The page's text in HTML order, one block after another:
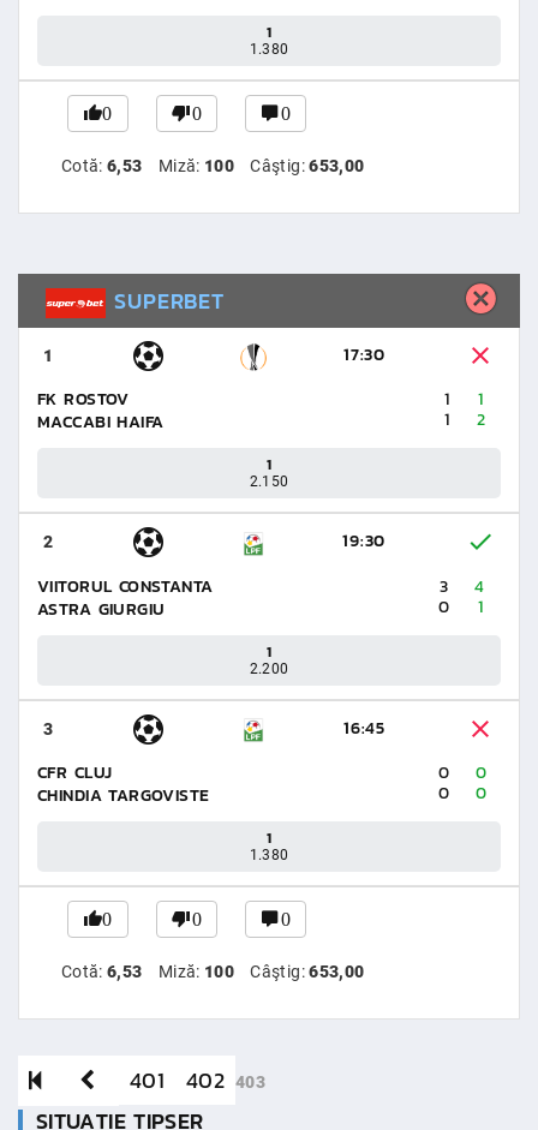
1
1.380
0 0 0
Cotă:6,53 Miză: 100 Câştig:653,00
SUPERBET
1
17:30
FK ROSTOV
MACCABI HAIFA
1
1
1
2
1
2.150
2
19:30
VIITORUL CONSTANTA
ASTRA GIURGIU
3
4
0
1
1
2.200
3
16:45
CFR CLUJ
CHINDIA TARGOVISTE
0
0
0
0
1
1.380
0 0 0
Cotă:6,53 Miză: 100 Câştig:653,00
401 402 403
SITUAȚIE TIPSER